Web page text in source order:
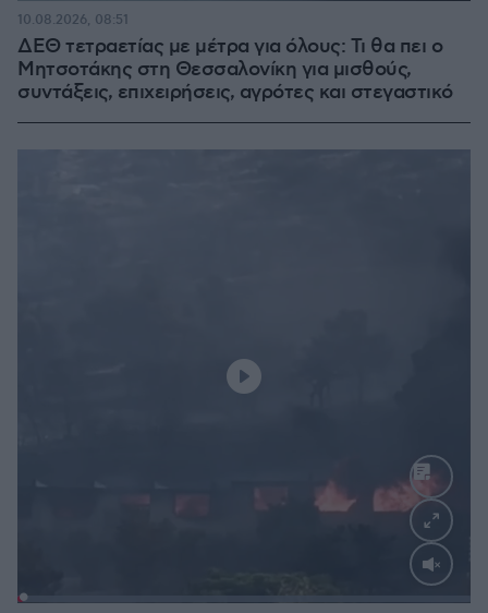
ΔΕΘ τετραετίας με μέτρα για όλους: Τι θα πει ο
Μητσοτάκης στη Θεσσαλονίκη για μισθούς,
συντάξεις, επιχειρήσεις, αγρότες και στεγαστικό
10.08.2026, 08:51
Loaded